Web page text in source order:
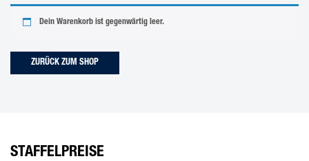
Dein Warenkorb ist gegenwärtig leer.
ZURÜCK ZUM SHOP
STAFFELPREISE